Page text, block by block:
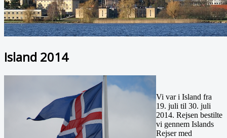
Island 2014
Vi var i Island fra
19. juli til 30. juli
2014. Rejsen bestilte
vi gennem Islands
Rejser med